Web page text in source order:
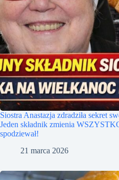
Siostra Anastazja zdradziła sekret
Jeden składnik zmienia
spodziewał!
21 marca 2026